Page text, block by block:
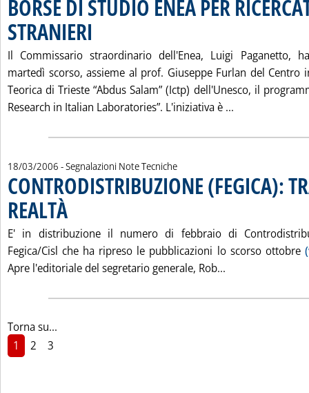
BORSE DI STUDIO ENEA PER
STRANIERI
Il Commissario straordinario dell'Enea, Luigi Paganetto,
martedì scorso, assieme al prof. Giuseppe Furlan del Centro
Teorica di Trieste “Abdus Salam” (Ictp) dell'Unesco, il
Research in Italian Laboratories”. L'iniziativa è ...
18/03/2006 - Segnalazioni Note Tecniche
CONTRODISTRIBUZIONE (FEGICA):
REALTÀ
E' in distribuzione il numero di febbraio di
Fegica/Cisl che ha ripreso le pubblicazioni lo scorso ottobre
Apre l'editoriale del segretario generale, Rob...
Torna su...
1
2 3